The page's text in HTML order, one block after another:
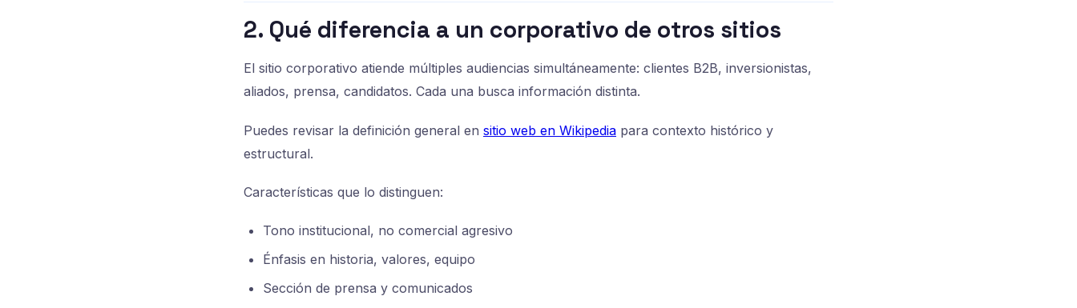
2. Qué diferencia a un corporativo de otros sitios
El sitio corporativo atiende múltiples audiencias simultáneamente: clientes B2B, inversionistas,
aliados, prensa, candidatos. Cada una busca información distinta.
Puedes revisar la definición general en sitio web en Wikipedia para contexto histórico y
estructural.
Características que lo distinguen:
Tono institucional, no comercial agresivo
Énfasis en historia, valores, equipo
Sección de prensa y comunicados